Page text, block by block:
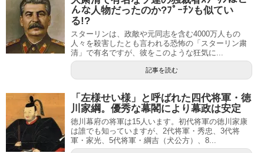
んな人物だったのか?ﾌﾟｰﾁﾝも似てい
る!?
スターリンは、政敵や元同志を含む4000万人もの
人々を殺害したとも言われる恐怖の「スターリン粛
清」で有名ですが、彼をこのような狂気に...
記事を読む
「左様せい様」と呼ばれた四代将軍・徳
川家綱。優秀な幕閣により幕政は安定
徳川幕府の将軍は15人います。初代将軍の徳川家康
は誰でも知っていますが、2代将軍・秀忠、3代将
軍・家光、5代将軍・綱吉（犬公方）、8...